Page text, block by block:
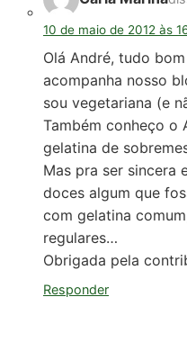
10 de maio de 2012 às
Olá André, tudo
acompanha nosso
sou vegetariana (e
Também conheço o
gelatina de
Mas pra ser sincera
doces algum que
com gelatina
regulares…
Obrigada pela
Responder